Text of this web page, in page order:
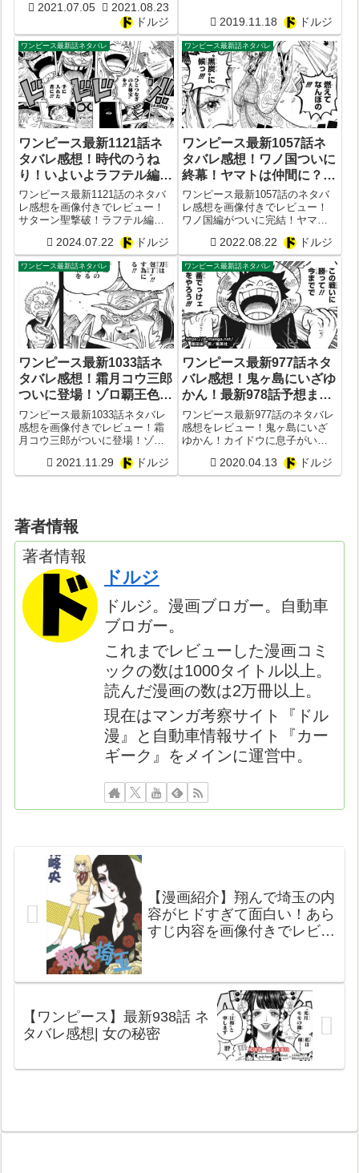
話予想2021.07.05
2021.08.23
ドルジ
2019.11.18 ドルジ
ワンピース最新話ネタバレ
ワンピース最新1121話ネ
タバレ感想！時代のうね
り！いよいよラフテル編
が？次1122話予想
ワンピース最新1121話のネタバ
レ感想を画像付きでレビュー！
サターン聖撃破！ラフテル編が
2024.07.22 ドルジ
ワンピース最新話ネタバレ
ワンピース最新1057話ネ
タバレ感想！ワノ国ついに
終幕！ヤマトは仲間に？
ONE PIECE1058話予想
ワンピース最新1057話のネタバ
レ感想を画像付きでレビュー！
ワノ国編がついに完結！ヤマト
黒炭に候！ONE PIECE1058話予
想
2022.08.22 ドルジ
ワンピース最新話ネタバレ
ワンピース最新1033話ネ
タバレ感想！霜月コウ三郎
ついに登場！ゾロ覇王色や
はり？ONE PIECE1034話
予想
ワンピース最新1033話ネタバレ
感想を画像付きでレビュー！霜
月コウ三郎がついに登場！ゾロ
味とは？ゾロはやはり覇王色の
覇気を使えた？ONE PIECE最新
2021.11.29 ドルジ
ワンピース最新話ネタバレ
ワンピース最新977話ネタ
バレ感想！鬼ヶ島にいざゆ
かん！最新978話予想まと
め
ワンピース最新977話のネタバレ
感想をレビュー！鬼ヶ島にいざ
ゆかん！カイドウに息子がいる
どうなる？2020.04.13 ドルジ
著者情報
著者情報
ドルジ
ドルジ。漫画ブロガー。自動車
ブロガー。
これまでレビューした漫画コミ
ックの数は1000タイトル以上。
読んだ漫画の数は2万冊以上。
現在はマンガ考察サイト『ドル
漫』と自動車情報サイト『カー
ギーク』をメインに運営中。
【漫画紹介】翔んで埼玉の内
容がヒドすぎて面白い！あら
すじ内容を画像付きでレビュ
【ワンピース】最新938話 ネ
タバレ感想| 女の秘密